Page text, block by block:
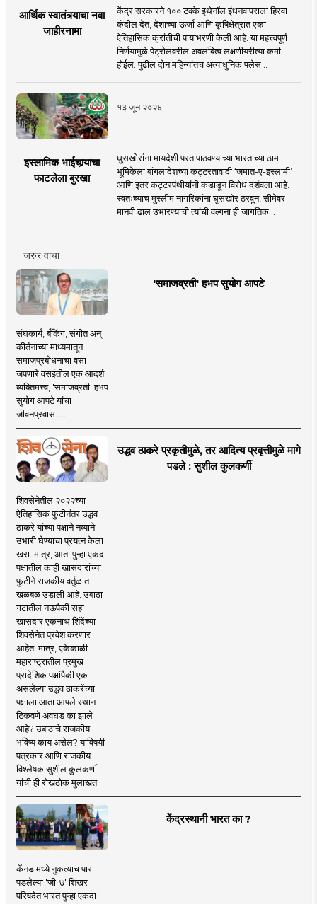
आर्थिक स्वातंत्र्याचा नवा
जाहीरनामा
केंद्र सरकारने १०० टक्के इथेनॉल इंधनवापराला हिरवा
कंदील देत, देशाच्या ऊर्जा आणि कृषिक्षेत्रात एका
ऐतिहासिक क्रांतीची पायाभरणी केली आहे. या महत्त्वपूर्ण
निर्णयामुळे पेट्रोलवरील अवलंबित्व लक्षणीयरीत्या कमी
होईल. पुढील दोन महिन्यांतच अत्याधुनिक फ्लेस ..
१३ जून २०२६
इस्लामिक भाईचार्‍याचा
फाटलेला बुरखा
घुसखोरांना मायदेशी परत पाठवण्याच्या भारताच्या ठाम
भूमिकेला बांगलादेशच्या कट्टरतावादी ‘जमात-ए-इस्लामी’
आणि इतर कट्टरपंथीयांनी कडाडून विरोध दर्शवला आहे.
स्वतःच्याच मुस्लीम नागरिकांना घुसखोर ठरवून, सीमेवर
मानवी ढाल उभारण्याची त्यांची वल्गना ही जागतिक ..
जरुर वाचा
'समाजव्रती' हभप सुयोग आपटे
संघकार्य, बँकिंग, संगीत अन्
कीर्तनाच्या माध्यमातून
समाजप्रबोधनाचा वसा
जपणारे वसईतील एक आदर्श
व्यक्तिमत्त्व, 'समाजव्रती' हभप
सुयोग आपटे यांचा
जीवनप्रवास.....
उद्धव ठाकरे प्रकृतीमुळे, तर आदित्य प्रवृत्तीमुळे मागे
पडले : सुशील कुलकर्णी
शिवसेनेतील २०२२च्या
ऐतिहासिक फुटीनंतर उद्धव
ठाकरे यांच्या पक्षाने नव्याने
उभारी घेण्याचा प्रयत्न केला
खरा. मात्र, आता पुन्हा एकदा
पक्षातील काही खासदारांच्या
फुटीने राजकीय वर्तुळात
खळबळ उडाली आहे. उबाठा
गटातील नऊपैकी सहा
खासदार एकनाथ शिंदेंच्या
शिवसेनेत प्रवेश करणार
आहेत. मात्र, एकेकाळी
महाराष्ट्रातील प्रमुख
प्रादेशिक पक्षांपैकी एक
असलेल्या उद्धव ठाकरेंच्या
पक्षाला आता आपले स्थान
टिकवणे अवघड का झाले
आहे? उबाठाचे राजकीय
भविष्य काय असेल? याविषयी
पत्रकार आणि राजकीय
विश्लेषक सुशील कुलकर्णी
यांची ही रोखठोक मुलाखत..
केंद्रस्थानी भारत का ?
कॅनडामध्ये नुकत्याच पार
पडलेल्या 'जी-७' शिखर
परिषदेत भारत पुन्हा एकदा